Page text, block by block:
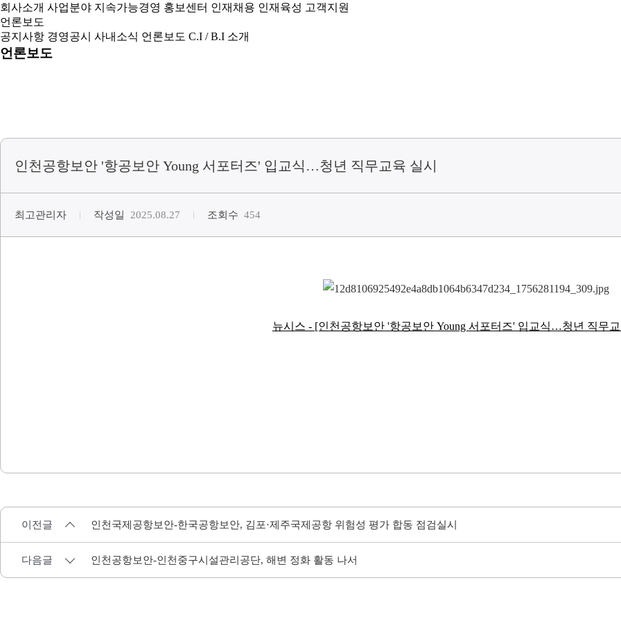
회사소개 사업분야 지속가능경영 홍보센터 인재채용 인재육성 고객지원
언론보도
공지사항 경영공시 사내소식 언론보도 C.I / B.I 소개
언론보도
인천공항보안 '항공보안 Young 서포터즈' 입교식…청년 직무교육 실시
최고관리자 작성일 2025.08.27 조회수 454
뉴시스 - [인천공항보안 '항공보안 Young 서포터즈' 입교식…청년 직무
이전글 인천국제공항보안-한국공항보안, 김포·제주국제공항 위험성 평가 합동 점검실시
다음글 인천공항보안-인천중구시설관리공단, 해변 정화 활동 나서